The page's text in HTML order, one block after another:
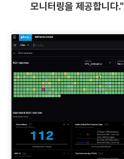
모니터링을 제공합니다."